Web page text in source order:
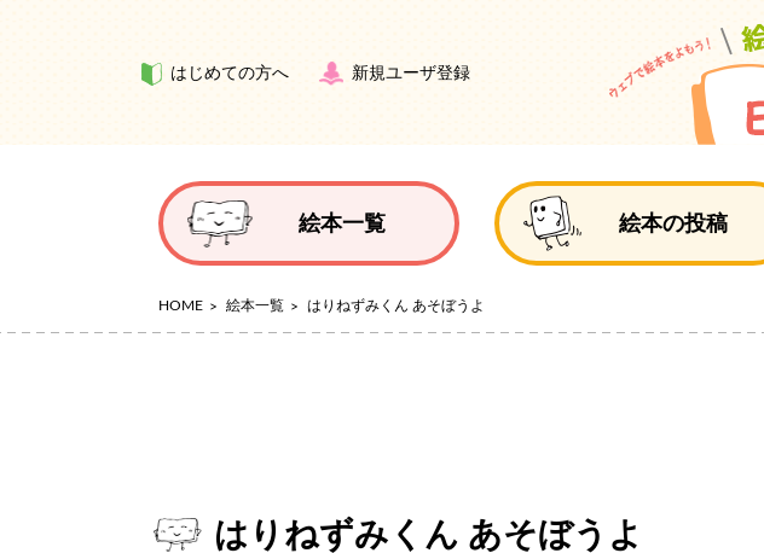
はじめての方へ 新規ユーザ登録
絵本一覧 絵本の投稿
HOME 絵本一覧 はりねずみくん あそぼうよ
はりねずみくん あそぼうよ